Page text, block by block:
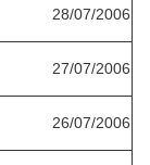
28/07/2006
27/07/2006
26/07/2006